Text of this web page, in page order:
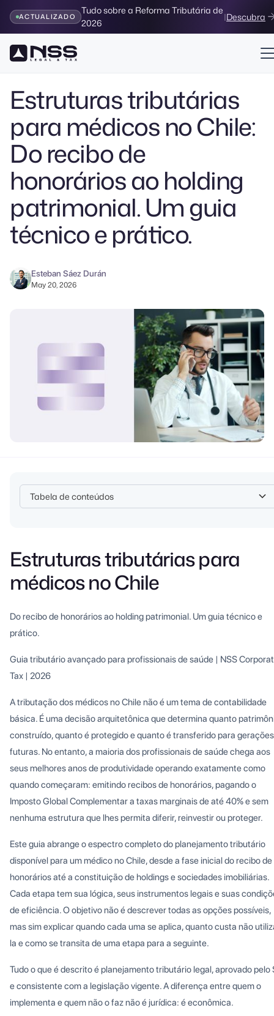
ACTUALIZADO
Tudo sobre a Reforma Tributária de
2026
|Descubra
Volver al Blog
Estruturas tributárias
para médicos no Chile:
Do recibo de
honorários ao holding
patrimonial. Um guia
técnico e prático.
Esteban Sáez Durán
May 20, 2026
Tabela de conteúdos
Estruturas tributárias para
médicos no Chile
Do recibo de honorários ao holding patrimonial. Um guia técnico e
prático.
Guia tributário avançado para profissionais de saúde | NSS
Tax | 2026
A tributação dos médicos no Chile não é um tema de contabilidade
básica. É uma decisão arquitetônica que determina quanto
construído, quanto é protegido e quanto é transferido para gerações
futuras. No entanto, a maioria dos profissionais de saúde chega aos
seus melhores anos de produtividade operando exatamente como
quando começaram: emitindo recibos de honorários, pagando o
Imposto Global Complementar a taxas marginais de até 40% e sem
nenhuma estrutura que lhes permita diferir, reinvestir ou proteger.
Este guia abrange o espectro completo do planejamento tributário
disponível para um médico no Chile, desde a fase inicial do recibo de
honorários até a constituição de holdings e sociedades imobiliárias.
Cada etapa tem sua lógica, seus instrumentos legais e suas
de eficiência. O objetivo não é descrever todas as opções possíveis,
mas sim explicar quando cada uma se aplica, quanto custa não
la e como se transita de uma etapa para a seguinte.
Tudo o que é descrito é planejamento tributário legal, aprovado pelo
e consistente com a legislação vigente. A diferença entre quem o
implementa e quem não o faz não é jurídica: é econômica.